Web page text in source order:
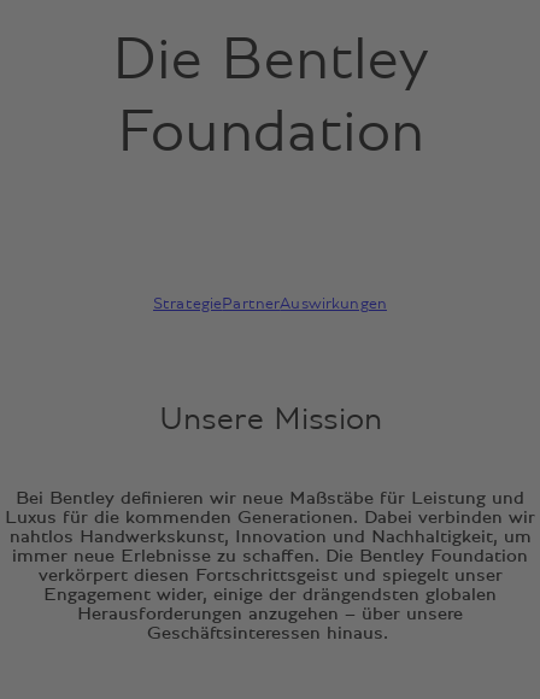
Die Bentley
Foundation
StrategiePartnerAuswirkungen
Unsere Mission
Bei Bentley definieren wir neue Maßstäbe für Leistung und
Luxus für die kommenden Generationen. Dabei verbinden wir
nahtlos Handwerkskunst, Innovation und Nachhaltigkeit, um
immer neue Erlebnisse zu schaffen. Die Bentley Foundation
verkörpert diesen Fortschrittsgeist und spiegelt unser
Engagement wider, einige der drängendsten globalen
Herausforderungen anzugehen – über unsere
Geschäftsinteressen hinaus.